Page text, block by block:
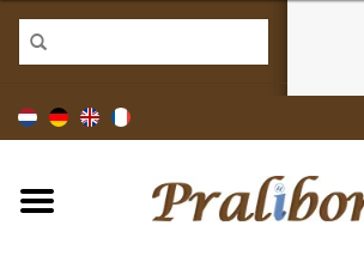
Home
Doosjes